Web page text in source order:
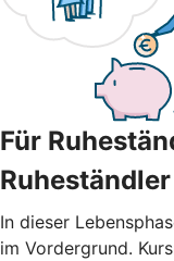
Für
Ruheständler
In dieser
im Vordergrund.